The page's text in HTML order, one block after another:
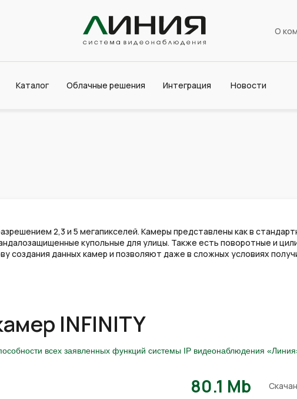
О
Каталог Облачные решения Интеграция Новости
2,3 и 5 мегапикселей. Камеры представлены как в
купольные для улицы. Также есть поворотные и
создания данных камер и позволяют даже в сложных условиях
INFINITY
всех заявленных функций системы IP видеонаблюдения
80.1 Mb